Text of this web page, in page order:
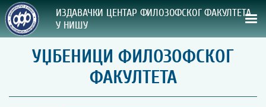
ИЗДАВАЧКИ ЦЕНТАР ФИЛОЗОФСКОГ ФАКУЛТЕТА
У НИШУ
СВА НАША ИЗДАЊА
ВРСТА ИЗДАЊА:
УЏБЕНИЦИ ФИЛОЗОФСКОГ
ФАКУЛТЕТА